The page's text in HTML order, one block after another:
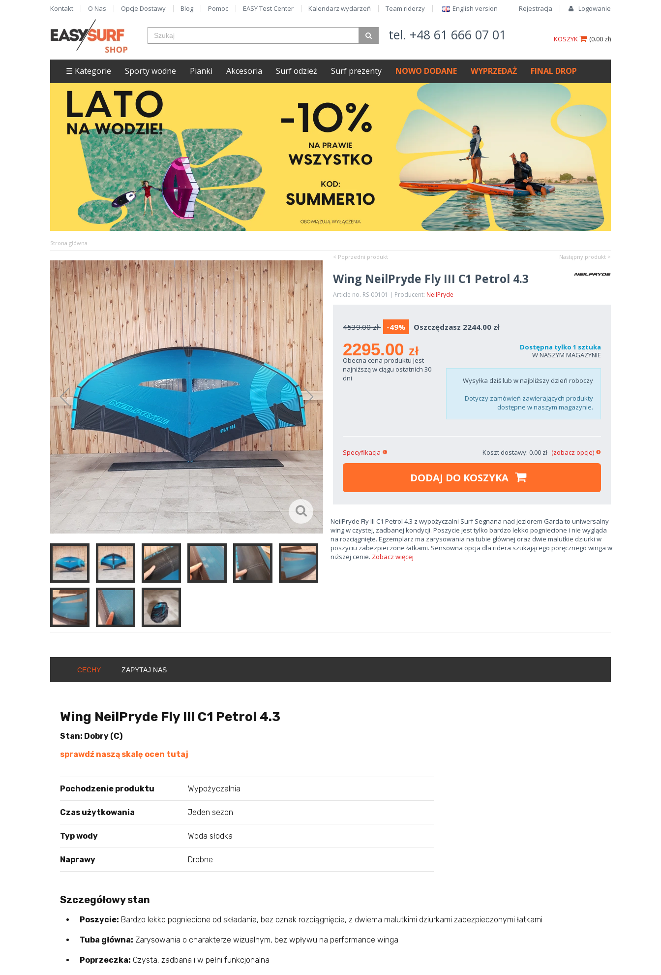
Rejestracja Logowanie
Kontakt O Nas Opcje Dostawy Blog Pomoc EASY Test Center Kalendarz wydarzeń Team riderzy English version​
tel. +48 61 666 07 01 (0.00 zł)
KOSZYK
☰ Kategorie Sporty wodne Pianki Akcesoria Surf odzież Surf prezenty NOWO DODANE WYPRZEDAŻ FINAL DROP
Strona główna
< Poprzedni produkt
Następny produkt >
Wing NeilPryde Fly III C1 Petrol 4.3
Article no. RS-00101 | Producent: NeilPryde
4539.00 zł -49% Oszczędzasz 2244.00 zł
2295.00 zł
Obecna cena produktu jest
najniższą w ciągu ostatnich 30
dni
Dostępna tylko 1 sztuka
W NASZYM MAGAZYNIE
Wysyłka dziś lub w najbliższy dzień roboczy
Dotyczy zamówień zawierających produkty
dostępne w naszym magazynie.
Koszt dostawy: 0.00 zł (zobacz opcje)
Specyfikacja
DODAJ DO KOSZYKA
NeilPryde Fly III C1 Petrol 4.3 z wypożyczalni Surf Segnana nad jeziorem Garda to uniwersalny
wing w czystej, zadbanej kondycji. Poszycie jest tylko bardzo lekko pogniecione i nie wygląda
na rozciągnięte. Egzemplarz ma zarysowania na tubie głównej oraz dwie malutkie dziurki w
poszyciu zabezpieczone łatkami. Sensowna opcja dla ridera szukającego poręcznego winga w
niższej cenie. Zobacz więcej
CECHY ZAPYTAJ NAS
Wing NeilPryde Fly III C1 Petrol 4.3
Stan: Dobry (C)
sprawdź naszą skalę ocen tutaj
Pochodzenie produktu Wypożyczalnia
Czas użytkowania Jeden sezon
Typ wody Woda słodka
Naprawy Drobne
Szczegółowy stan
Poszycie: Bardzo lekko pogniecione od składania, bez oznak rozciągnięcia, z dwiema malutkimi dziurkami zabezpieczonymi łatkami
Tuba główna: Zarysowania o charakterze wizualnym, bez wpływu na performance winga
Poprzeczka: Czysta, zadbana i w pełni funkcjonalna